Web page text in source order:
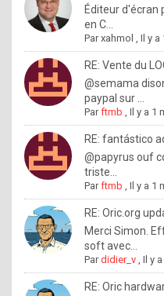
Éditeur d'écran
en C...
Parxahmol ,Il y a
RE: Vente du
@semama
paypal sur ...
Parftmb ,Il y a 1
RE: fantástico
@papyrus ouf
triste...
Parftmb ,Il y a 1
RE: Oric.org
Merci Simon.
soft avec...
Pardidier_v ,Il y
RE: Oric